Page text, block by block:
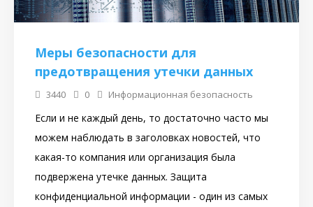
Меры безопасности для
предотвращения утечки данных
3440 0 Информационная безопасность
Если и не каждый день, то достаточно часто мы
можем наблюдать в заголовках новостей, что
какая-то компания или организация была
подвержена утечке данных. Защита
конфиденциальной информации - один из самых